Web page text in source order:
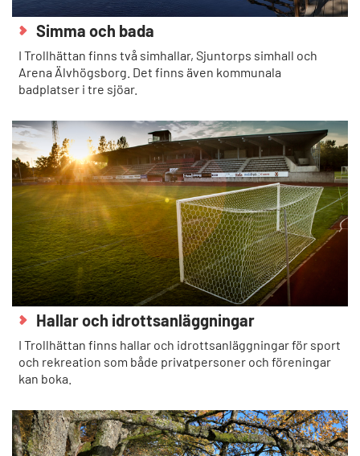
Simma och bada
I Trollhättan finns två simhallar, Sjuntorps simhall och
Arena Älvhögsborg. Det finns även kommunala
badplatser i tre sjöar.
Hallar och idrottsanläggningar
I Trollhättan finns hallar och idrottsanläggningar för sport
och rekreation som både privatpersoner och föreningar
kan boka.